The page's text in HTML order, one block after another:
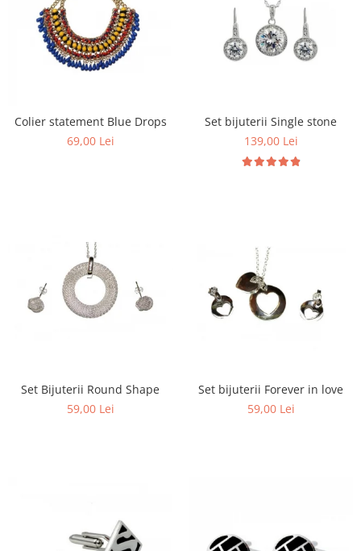
Colier statement Blue Drops
69,00 Lei
Set bijuterii Single stone
139,00 Lei
Set Bijuterii Round Shape
59,00 Lei
Set bijuterii Forever in love
59,00 Lei